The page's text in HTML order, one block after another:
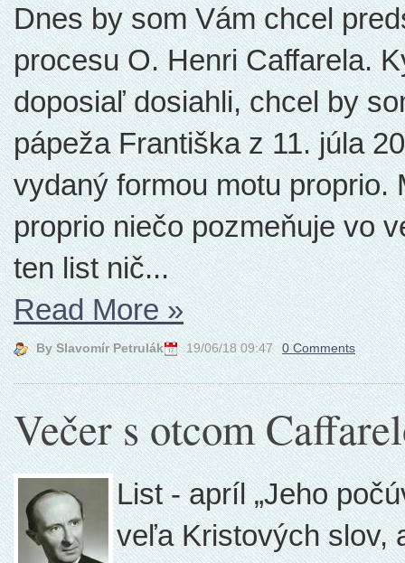
Dnes by som Vám chcel
procesu O. Henri Caffarela.
doposiaľ dosiahli, chcel by
pápeža Františka z 11. júla
vydaný formou motu proprio.
proprio niečo pozmeňuje vo
ten list nič...
Read More»
By Slavomír Petrulák 19/06/18 09:47 0 Comments
Večer s otcom
List - apríl „Jeho
veľa Kristových slov,